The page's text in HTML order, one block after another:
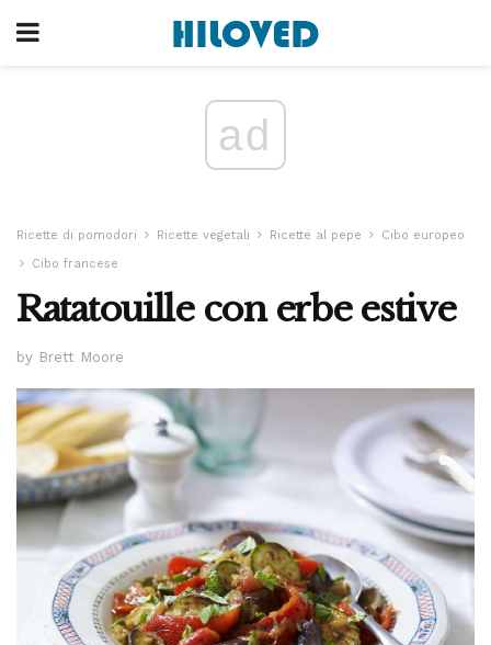
ad
Ricette di pomodori Ricette vegetali Ricette al pepe
Cibo europeo
Cibo francese
Ratatouille con erbe estive
by Brett Moore